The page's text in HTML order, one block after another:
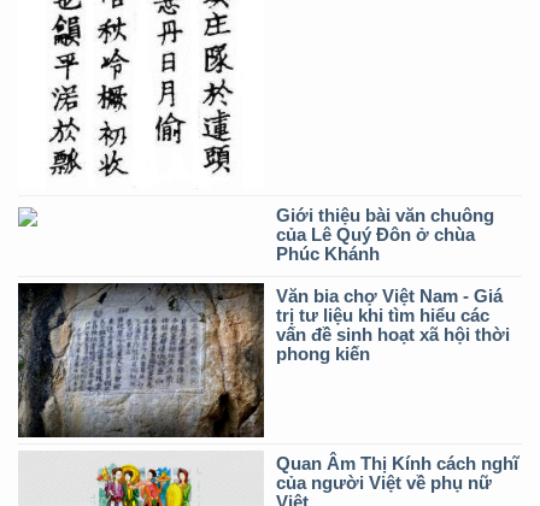
Giới thiệu bài văn chuông
của Lê Quý Đôn ở chùa
Phúc Khánh
Văn bia chợ Việt Nam - Giá
trị tư liệu khi tìm hiểu các
vấn đề sinh hoạt xã hội thời
phong kiến
Quan Âm Thị Kính cách nghĩ
của người Việt về phụ nữ
Việt